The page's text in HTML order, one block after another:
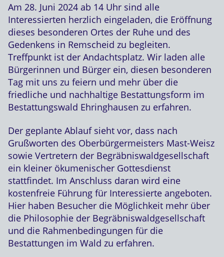
Am 28. Juni 2024 ab 14 Uhr sind alle
Interessierten herzlich eingeladen, die Eröffnung
dieses besonderen Ortes der Ruhe und des
Gedenkens in Remscheid zu begleiten.
Treffpunkt ist der Andachtsplatz. Wir laden alle
Bürgerinnen und Bürger ein, diesen besonderen
Tag mit uns zu feiern und mehr über die
friedliche und nachhaltige Bestattungsform im
Bestattungswald Ehringhausen zu erfahren.
Der geplante Ablauf sieht vor, dass nach
Grußworten des Oberbürgermeisters Mast-Weisz
sowie Vertretern der Begräbniswaldgesellschaft
ein kleiner ökumenischer Gottesdienst
stattfindet. Im Anschluss daran wird eine
kostenfreie Führung für Interessierte angeboten.
Hier haben Besucher die Möglichkeit mehr über
die Philosophie der Begräbniswaldgesellschaft
und die Rahmenbedingungen für die
Bestattungen im Wald zu erfahren.